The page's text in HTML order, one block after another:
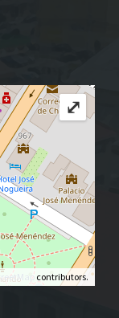
contributors.
⤢